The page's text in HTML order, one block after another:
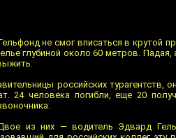
не смог вписаться в крутой
глубиной около 60 метров.
российских турагентств,
24 человека погибли, еще 20
из них — водитель Эдвард